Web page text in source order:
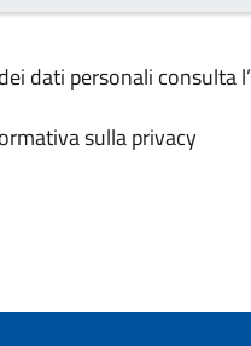
dati personali consulta l’
sulla privacy